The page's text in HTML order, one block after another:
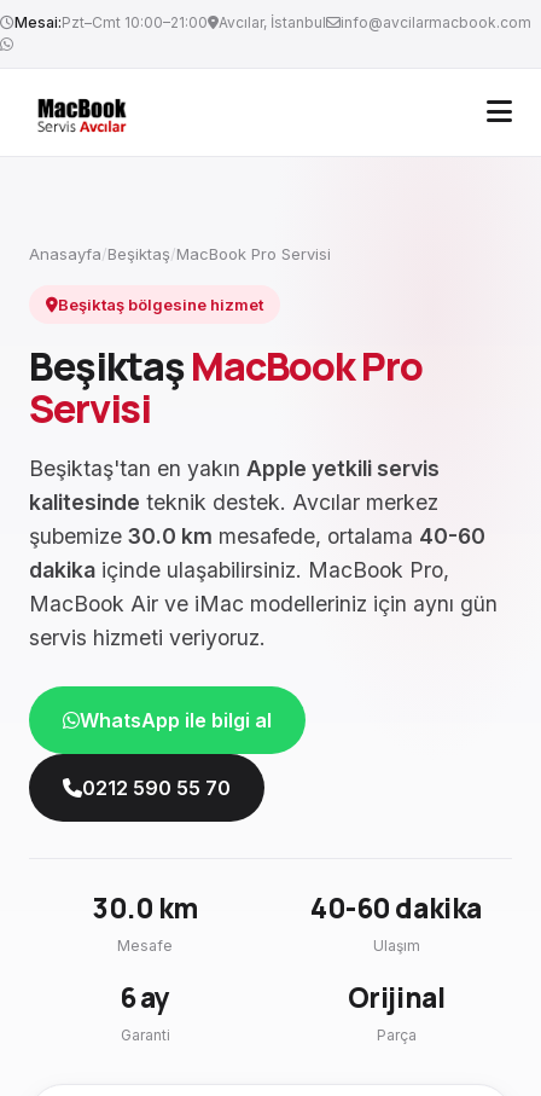
Mesai:Pzt–Cmt 10:00–21:00 Avcılar, İstanbul info@avcilarmacbook.com
Anasayfa/Beşiktaş/MacBook Pro Servisi
Beşiktaş bölgesine hizmet
BeşiktaşMacBook Pro
Servisi
Beşiktaş'tan en yakın Apple yetkili servis
kalitesinde teknik destek. Avcılar merkez
şubemize 30.0 km mesafede, ortalama 40-60
dakika içinde ulaşabilirsiniz. MacBook Pro,
MacBook Air ve iMac modelleriniz için aynı gün
servis hizmeti veriyoruz.
WhatsApp ile bilgi al
0212 590 55 70
30.0 km
Mesafe
40-60 dakika
Ulaşım
6 ay
Garanti
Orijinal
Parça